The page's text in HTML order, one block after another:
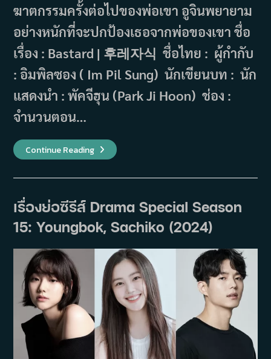
ฆาตกรรมครั้งต่อไปของพ่อเขา อูจินพยายาม
อย่างหนักที่จะปกป้องเธอจากพ่อของเขา ชื่อ
เรื่อง : Bastard | 후레자식 ชื่อไทย : ผู้กำกับ
: อิมพิลซอง ( Im Pil Sung) นักเขียนบท : นัก
แสดงนำ : พัคจีฮุน (Park Ji Hoon) ช่อง :
จำนวนตอน…
Continue Readingเรื่อง
ย่อ
Bastard
เรื่องย่อซีรีส์ Drama Special Season
15: Youngbok, Sachiko (2024)